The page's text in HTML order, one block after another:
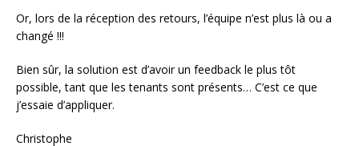
Or, lors de la réception des retours, l’équipe n’est plus là ou a
changé !!!
Bien sûr, la solution est d’avoir un feedback le plus tôt
possible, tant que les tenants sont présents… C’est ce que
j’essaie d’appliquer.
Christophe